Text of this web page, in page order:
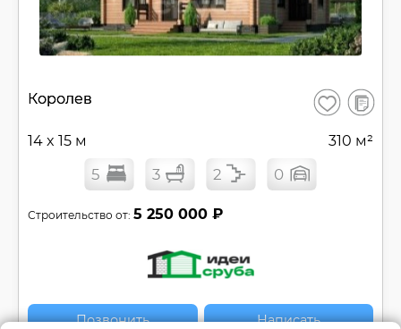
Королев Сохранить
В
14 x 15 м 310 м²
5 3 2 0
Строительство от: 5 250 000 ₽
Позвонить Написать